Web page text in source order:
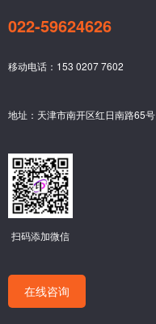
022-59624626
移动电话：153 0207 7602
地址：天津市南开区红日南路65号
扫码添加微信
在线咨询